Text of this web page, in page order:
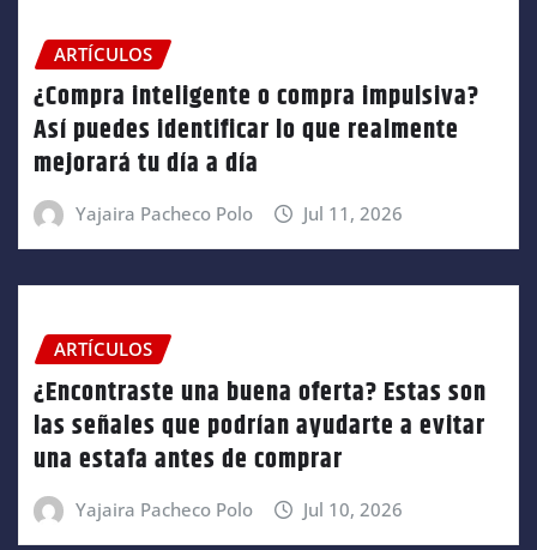
ARTÍCULOS
¿Compra inteligente o compra impulsiva?
Así puedes identificar lo que realmente
mejorará tu día a día
Yajaira Pacheco Polo Jul 11, 2026
ARTÍCULOS
¿Encontraste una buena oferta? Estas son
las señales que podrían ayudarte a evitar
una estafa antes de comprar
Yajaira Pacheco Polo Jul 10, 2026